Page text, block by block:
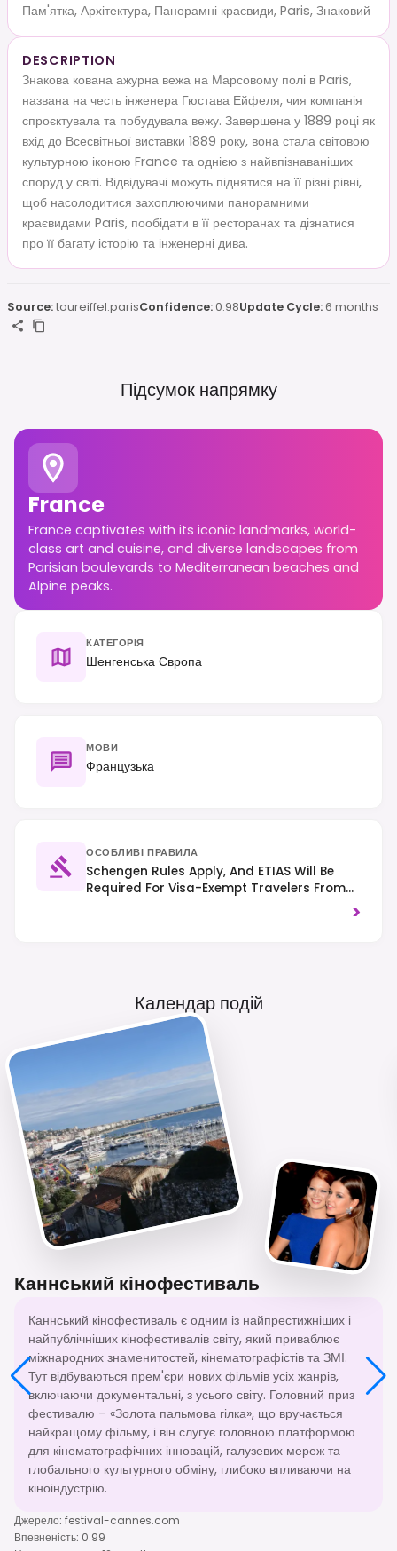
Пам'ятка, Архітектура, Панорамні краєвиди, Paris, Знаковий
DESCRIPTION
Знакова кована ажурна вежа на Марсовому полі в Paris,
названа на честь інженера Гюстава Ейфеля, чия компанія
спроєктувала та побудувала вежу. Завершена у 1889 році як
вхід до Всесвітньої виставки 1889 року, вона стала світовою
культурною іконою France та однією з найвпізнаваніших
споруд у світі. Відвідувачі можуть піднятися на її різні рівні,
щоб насолодитися захоплюючими панорамними
краєвидами Paris, пообідати в її ресторанах та дізнатися
про її багату історію та інженерні дива.
Source:toureiffel.parisConfidence:0.98Update Cycle:6 months
Підсумок напрямку
France
France captivates with its iconic landmarks, world-
class art and cuisine, and diverse landscapes from
Parisian boulevards to Mediterranean beaches and
Alpine peaks.
КАТЕГОРІЯ
Шенгенська Європа
МОВИ
Французька
ОСОБЛИВІ ПРАВИЛА
Schengen Rules Apply, And ETIAS Will Be
Required For Visa-Exempt Travelers From
>
Календар подій
Каннський кінофестиваль
Каннський кінофестиваль є одним із найпрестижніших і
найпублічніших кінофестивалів світу, який приваблює
міжнародних знаменитостей, кінематографістів та ЗМІ.
Тут відбуваються прем'єри нових фільмів усіх жанрів,
включаючи документальні, з усього світу. Головний приз
фестивалю – «Золота пальмова гілка», що вручається
найкращому фільму, і він слугує головною платформою
для кінематографічних інновацій, галузевих мереж та
глобального культурного обміну, глибоко впливаючи на
кіноіндустрію.
Джерело: festival-cannes.com
Впевненість: 0.99